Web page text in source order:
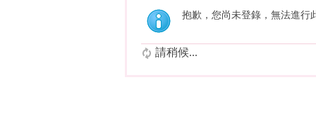
抱歉，您尚未登錄，無法進行
請稍候...